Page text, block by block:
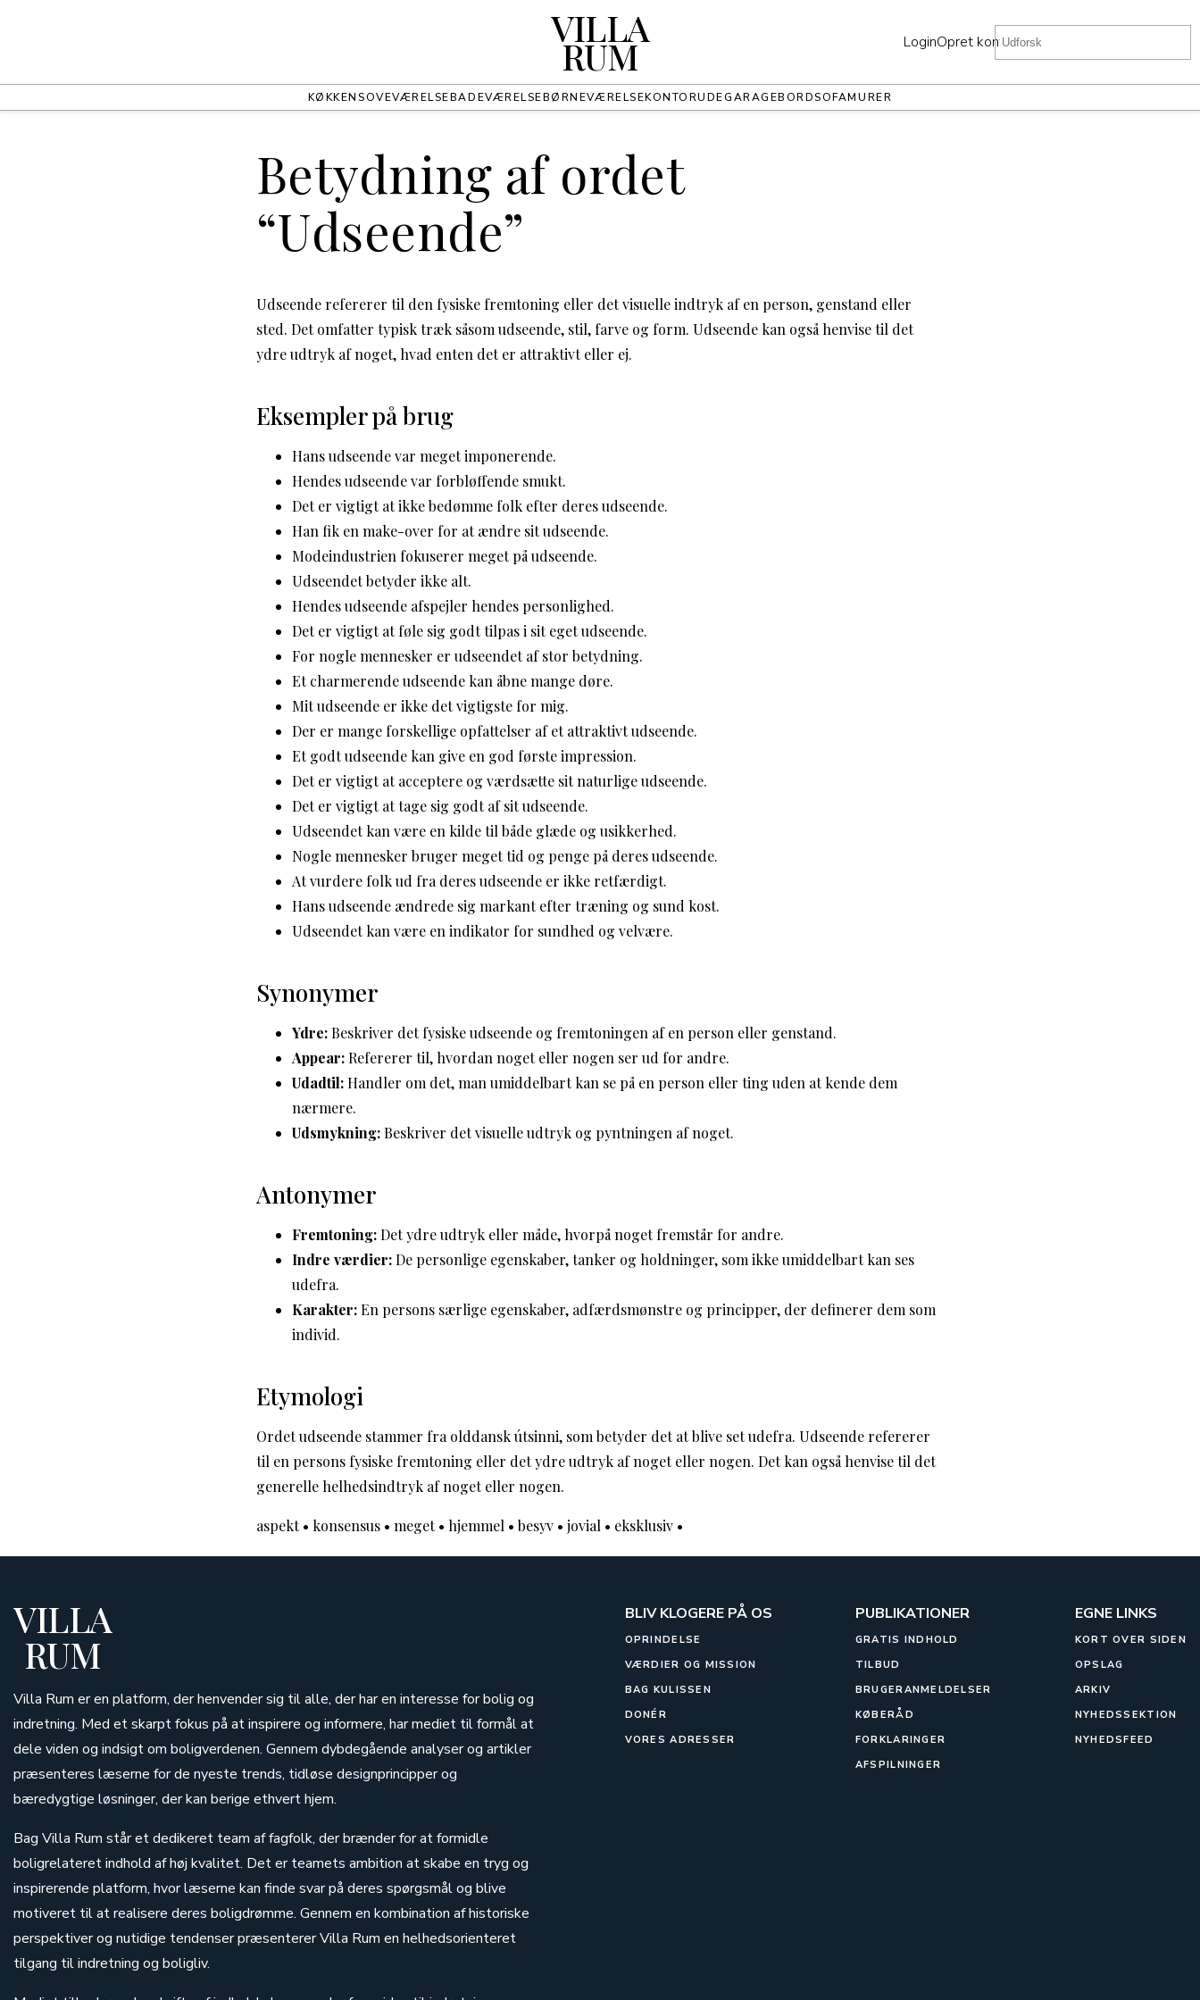
VILLA
RUM LoginOpret konto
KØKKENSOVEVÆRELSEBADEVÆRELSEBØRNEVÆRELSEKONTORUDEGARAGEBORDSOFAMURER
Betydning af ordet
“Udseende”
Udseende refererer til den fysiske fremtoning eller det visuelle indtryk af en person, genstand eller
sted. Det omfatter typisk træk såsom udseende, stil, farve og form. Udseende kan også henvise til det
ydre udtryk af noget, hvad enten det er attraktivt eller ej.
Eksempler på brug
Hans udseende var meget imponerende.
Hendes udseende var forbløffende smukt.
Det er vigtigt at ikke bedømme folk efter deres udseende.
Han fik en make-over for at ændre sit udseende.
Modeindustrien fokuserer meget på udseende.
Udseendet betyder ikke alt.
Hendes udseende afspejler hendes personlighed.
Det er vigtigt at føle sig godt tilpas i sit eget udseende.
For nogle mennesker er udseendet af stor betydning.
Et charmerende udseende kan åbne mange døre.
Mit udseende er ikke det vigtigste for mig.
Der er mange forskellige opfattelser af et attraktivt udseende.
Et godt udseende kan give en god første impression.
Det er vigtigt at acceptere og værdsætte sit naturlige udseende.
Det er vigtigt at tage sig godt af sit udseende.
Udseendet kan være en kilde til både glæde og usikkerhed.
Nogle mennesker bruger meget tid og penge på deres udseende.
At vurdere folk ud fra deres udseende er ikke retfærdigt.
Hans udseende ændrede sig markant efter træning og sund kost.
Udseendet kan være en indikator for sundhed og velvære.
Synonymer
Ydre:Beskriver det fysiske udseende og fremtoningen af en person eller genstand.
Appear: Refererer til, hvordan noget eller nogen ser ud for andre.
Udadtil:Handler om det, man umiddelbart kan se på en person eller ting uden at kende dem
nærmere.
Udsmykning:Beskriver det visuelle udtryk og pyntningen af noget.
Antonymer
Fremtoning:Det ydre udtryk eller måde, hvorpå noget fremstår for andre.
Indre værdier:De personlige egenskaber, tanker og holdninger, som ikke umiddelbart kan ses
udefra.
Karakter:En persons særlige egenskaber, adfærdsmønstre og principper, der definerer dem som
individ.
Etymologi
Ordet udseende stammer fra olddansk útsinni, som betyder det at blive set udefra. Udseende refererer
til en persons fysiske fremtoning eller det ydre udtryk af noget eller nogen. Det kan også henvise til det
generelle helhedsindtryk af noget eller nogen.
aspekt• konsensus • meget• hjemmel • besyv • jovial • eksklusiv •
VILLA
RUM
Villa Rum er en platform, der henvender sig til alle, der har en interesse for bolig og
indretning. Med et skarpt fokus på at inspirere og informere, har mediet til formål at
dele viden og indsigt om boligverdenen. Gennem dybdegående analyser og artikler
præsenteres læserne for de nyeste trends, tidløse designprincipper og
bæredygtige løsninger, der kan berige ethvert hjem.
Bag Villa Rum står et dedikeret team af fagfolk, der brænder for at formidle
boligrelateret indhold af høj kvalitet. Det er teamets ambition at skabe en tryg og
inspirerende platform, hvor læserne kan finde svar på deres spørgsmål og blive
motiveret til at realisere deres boligdrømme. Gennem en kombination af historiske
perspektiver og nutidige tendenser præsenterer Villa Rum en helhedsorienteret
tilgang til indretning og boligliv.
BLIV KLOGERE PÅ OS
OPRINDELSE
VÆRDIER OG MISSION
BAG KULISSEN
DONÉR
VORES ADRESSER
PUBLIKATIONER
GRATIS INDHOLD
TILBUD
BRUGERANMELDELSER
KØBERÅD
FORKLARINGER
AFSPILNINGER
EGNE LINKS
KORT OVER SIDEN
OPSLAG
ARKIV
NYHEDSSEKTION
NYHEDSFEED